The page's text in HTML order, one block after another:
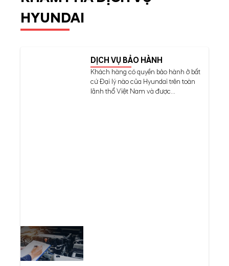
HYUNDAI
DỊCH VỤ BẢO HÀNH
Khách hàng có quyền bảo hành ở bất
cứ Đại lý nào của Hyundai trên toàn
lãnh thổ Việt Nam và được...